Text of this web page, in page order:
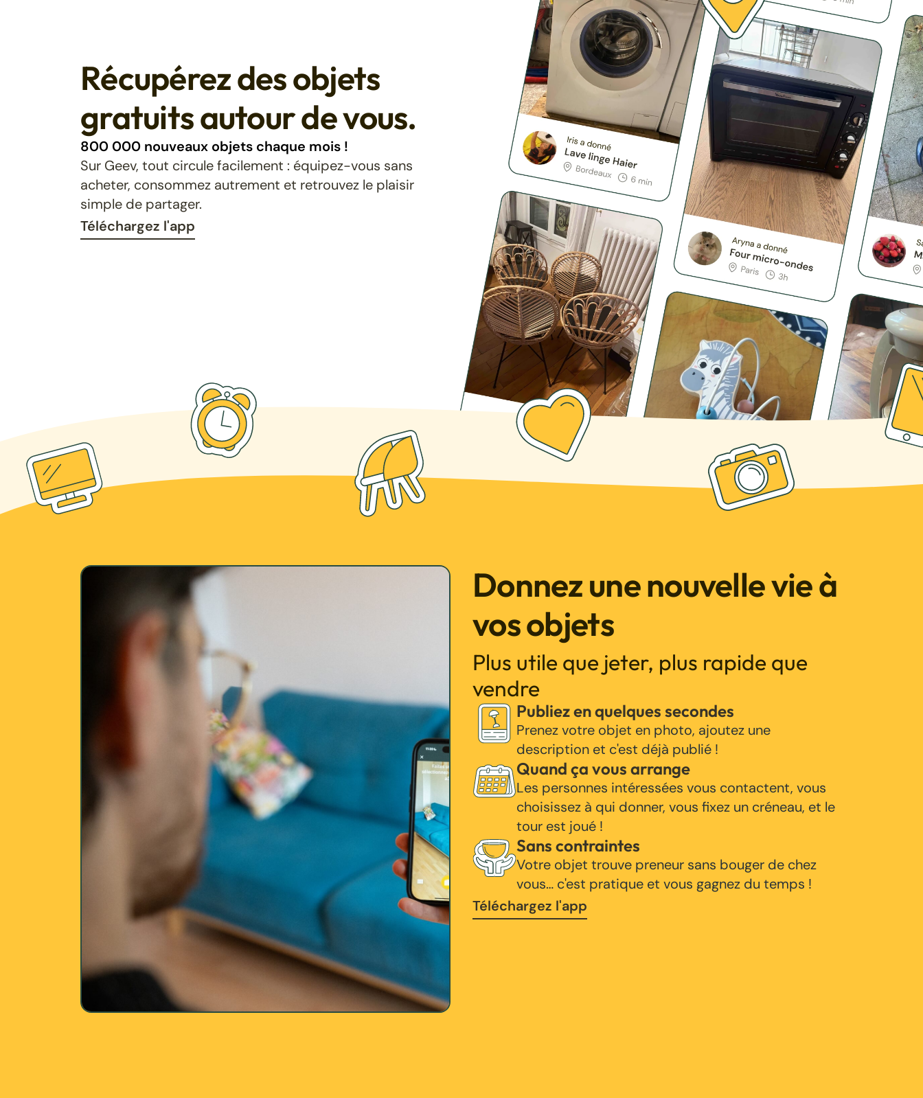
Récupérez des objets
gratuits autour de vous.
800 000 nouveaux objets chaque mois !
Sur Geev, tout circule facilement : équipez-vous sans
acheter, consommez autrement et retrouvez le plaisir
simple de partager.
Téléchargez l'app
Donnez une nouvelle vie à
vos objets
Plus utile que jeter, plus rapide que
vendre
Publiez en quelques secondes
Prenez votre objet en photo, ajoutez une
description et c'est déjà publié !
Quand ça vous arrange
Les personnes intéressées vous contactent, vous
choisissez à qui donner, vous fixez un créneau, et le
tour est joué !
Sans contraintes
Votre objet trouve preneur sans bouger de chez
vous… c'est pratique et vous gagnez du temps !
Téléchargez l'app